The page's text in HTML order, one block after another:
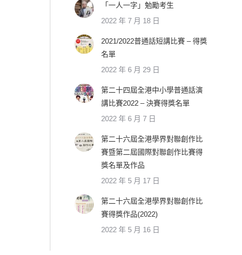
「一人一字」勉勵考生
2022 年 7 月 18 日
2021/2022普通話短講比賽 – 得獎
名單
2022 年 6 月 29 日
第二十四屆全港中小學普通話演
講比賽2022 – 決賽得獎名單
2022 年 6 月 7 日
第二十六屆全港學界對聯創作比
賽暨第二屆國際對聯創作比賽得
獎名單及作品
2022 年 5 月 17 日
第二十六屆全港學界對聯創作比
賽得獎作品(2022)
2022 年 5 月 16 日